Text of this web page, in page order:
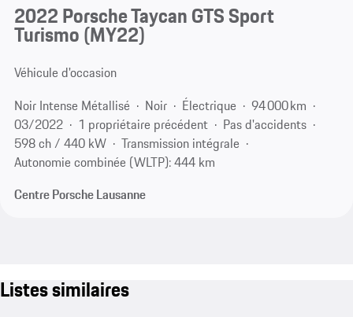
2022 Porsche Taycan GTS Sport
Turismo (MY22)
Véhicule d'occasion
Noir Intense Métallisé
Noir Électrique
94 000 km
03/2022
1 propriétaire précédent
Pas d'accidents
598 ch / 440 kW
Transmission intégrale
Autonomie combinée (WLTP): 444 km
Centre Porsche Lausanne
Listes similaires